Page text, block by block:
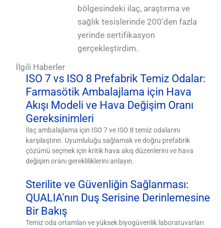
bölgesindeki ilaç, araştırma ve
sağlık tesislerinde 200'den fazla
yerinde sertifikasyon
gerçekleştirdim.
İlgili Haberler
ISO 7 vs ISO 8 Prefabrik Temiz Odalar:
Farmasötik Ambalajlama için Hava
Akışı Modeli ve Hava Değişim Oranı
Gereksinimleri
İlaç ambalajlama için ISO 7 ve ISO 8 temiz odalarını
karşılaştırın. Uyumluluğu sağlamak ve doğru prefabrik
çözümü seçmek için kritik hava akış düzenlerini ve hava
değişim oranı gerekliliklerini anlayın.
Sterilite ve Güvenliğin Sağlanması:
QUALIA'nın Duş Serisine Derinlemesine
Bir Bakış
Temiz oda ortamları ve yüksek biyogüvenlik laboratuvarları